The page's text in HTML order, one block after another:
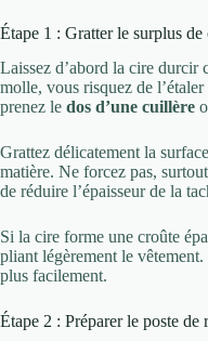
Étape 1 : Gratter le surplus de
Laissez d’abord la cire durcir
molle, vous risquez de
prenez le dos d’une cuillère
Grattez délicatement la
matière. Ne forcez pas,
de réduire l’épaisseur de la
Si la cire forme une croûte
pliant légèrement le
plus facilement.
Étape 2 : Préparer le poste de